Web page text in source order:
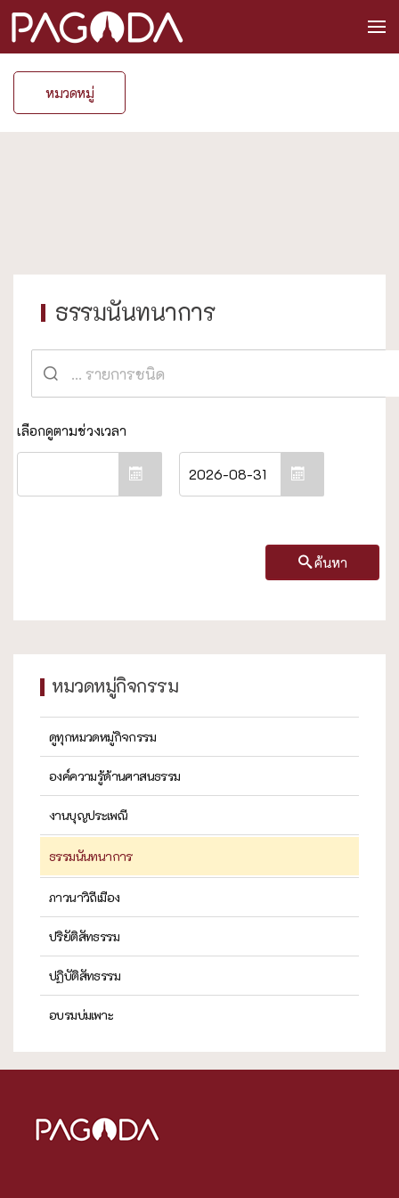
หมวดหมู่
ธรรมนันทนาการ
ค้นหา
หมวดหมู่กิจกรรม
ดูทุกหมวดหมู่กิจกรรม
องค์ความรู้ด้านศาสนธรรม
งานบุญประเพณี
ธรรมนันทนาการ
ภาวนาวิถีเมือง
ปริยัติสัทธรรม
ปฏิบัติสัทธรรม
อบรมบ่มเพาะ